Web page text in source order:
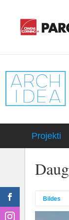
Projekti
Bildes